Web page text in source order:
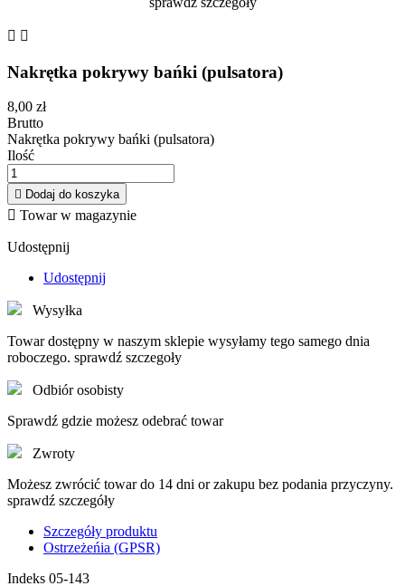
 
Nakrętka pokrywy bańki (pulsatora)
8,00 zł
Brutto
Nakrętka pokrywy bańki (pulsatora)
Ilość
 Dodaj do koszyka
 Towar w magazynie
Udostępnij
Udostępnij
Wysyłka
Towar dostępny w naszym sklepie wysyłamy tego samego dnia
roboczego. sprawdź szczegoły
Odbiór osobisty
Sprawdź gdzie możesz odebrać towar
Zwroty
Możesz zwrócić towar do 14 dni or zakupu bez podania przyczyny.
sprawdź szczegóły
Szczegóły produktu
Ostrzeżeńia (GPSR)
Indeks 05-143